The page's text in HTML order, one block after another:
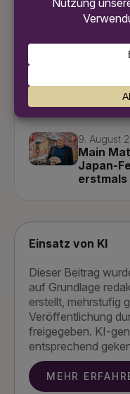
Weitere News
9. August
Neu ab
täglich
9. August
neue
weiter
9. August
Main
Japan-
erstmals
Einsatz von KI
Dieser Beitrag
auf Grundlage
erstellt, mehrstufig
Veröffentlichung
freigegeben. KI-
entsprechend
MEHR